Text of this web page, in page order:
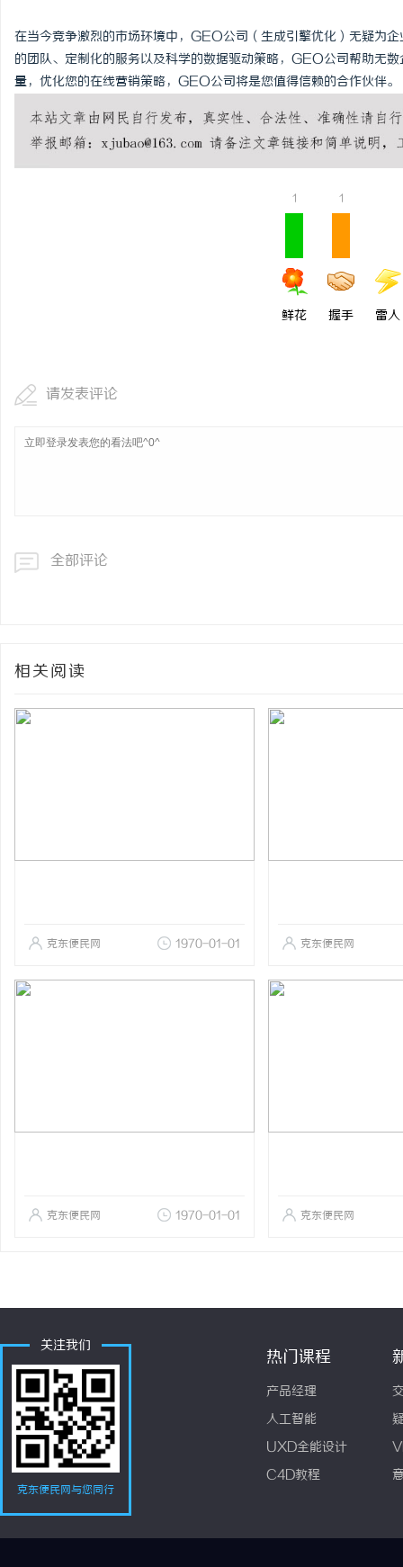
在当今竞争激烈的市场环境中，GEO公司（生成引擎优化）无疑为
的团队、定制化的服务以及科学的数据驱动策略，GEO公司帮助无
量，优化您的在线营销策略，GEO公司将是您值得信赖的合作伙伴。
1
鲜花
1
握手 雷人
请发表评论
全部评论
相关阅读
克东便民网 1970-01-01 克东便民网
克东便民网 1970-01-01 克东便民网
关注我们
克东便民网与您同行
热门课程
产品经理
人工智能
UXD全能设计
C4D教程